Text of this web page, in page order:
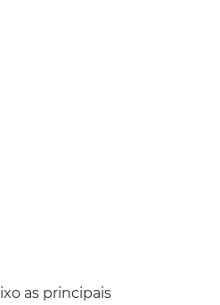
as principais